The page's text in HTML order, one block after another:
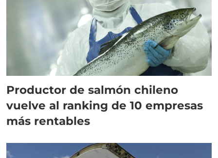
Productor de salmón chileno
vuelve al ranking de 10 empresas
más rentables